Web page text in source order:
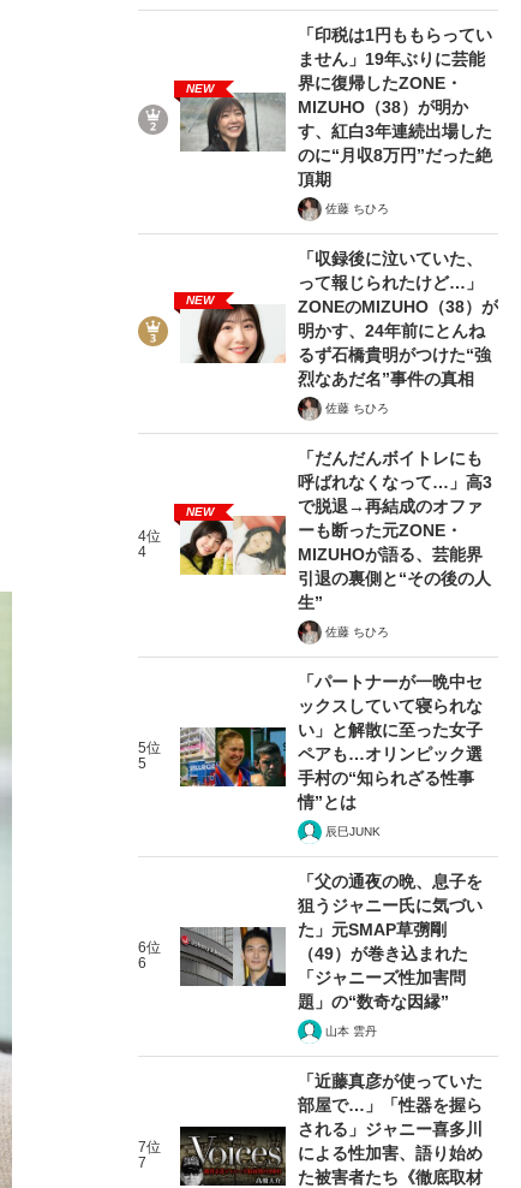
NEW
「印税は1円ももらってい
ません」19年ぶりに芸能
界に復帰したZONE・
MIZUHO（38）が明か
す、紅白3年連続出場した
のに“月収8万円”だった絶
頂期
佐藤 ちひろ
NEW
「収録後に泣いていた、
って報じられたけど…」
ZONEのMIZUHO（38）が
明かす、24年前にとんね
るず石橋貴明がつけた“強
烈なあだ名”事件の真相
佐藤 ちひろ
4位
4
NEW
「だんだんボイトレにも
呼ばれなくなって…」高3
で脱退→再結成のオファ
ーも断った元ZONE・
MIZUHOが語る、芸能界
引退の裏側と“その後の人
生”
佐藤 ちひろ
5位
5
「パートナーが一晩中セ
ックスしていて寝られな
い」と解散に至った女子
ペアも…オリンピック選
手村の“知られざる性事
情”とは
辰巳JUNK
6位
6
「父の通夜の晩、息子を
狙うジャニー氏に気づい
た」元SMAP草彅剛
（49）が巻き込まれた
「ジャニーズ性加害問
題」の“数奇な因縁”
山本 雲丹
7位
7
「近藤真彦が使っていた
部屋で…」「性器を握ら
される」ジャニー喜多川
による性加害、語り始め
た被害者たち《徹底取材